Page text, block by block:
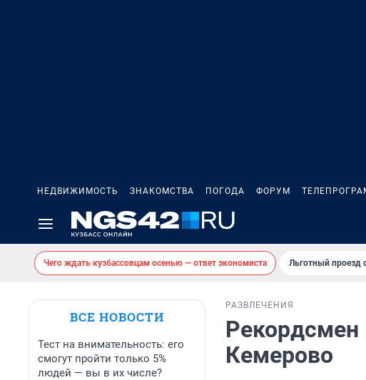
НЕДВИЖИМОСТЬ ЗНАКОМСТВА ПОГОДА ФОРУМ
Чего ждать кузбассовцам осенью — ответ экономиста Льготный проезд
ВСЕ НОВОСТИ
Тест на внимательность: его
смогут пройти только 5%
людей — вы в их числе?
РАЗВЛЕЧЕНИЯ
Рекордсмен
Кемерово